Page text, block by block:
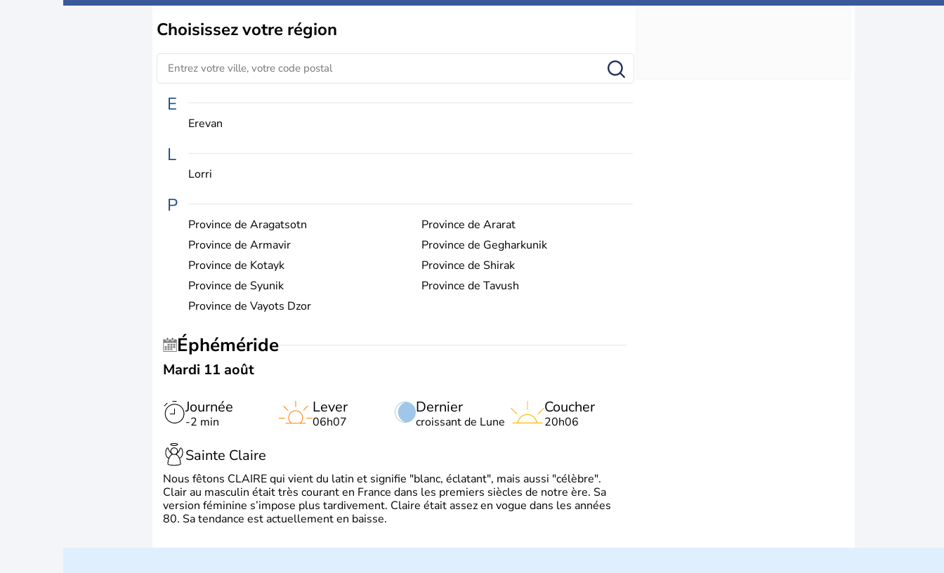
Choisissezvotre région
E
Erevan
L
Lorri
P
Province de Aragatsotn
Province de Ararat
Province de Armavir
Province de Gegharkunik
Province de Kotayk
Province de Shirak
Province de Syunik
Province de Tavush
Province de Vayots Dzor
Éphéméride
Mardi 11 août
Journée
-2 min
Dernier
croissant de Lune
Lever
06h07
Coucher
20h06
Sainte Claire
Nous fêtons CLAIRE qui vient du latin et signifie "blanc, éclatant", mais aussi "célèbre".
Clair au masculin était très courant en France dans les premiers siècles de notre ère. Sa
version féminine s’impose plus tardivement. Claire était assez en vogue dans les années
80. Sa tendance est actuellement en baisse.